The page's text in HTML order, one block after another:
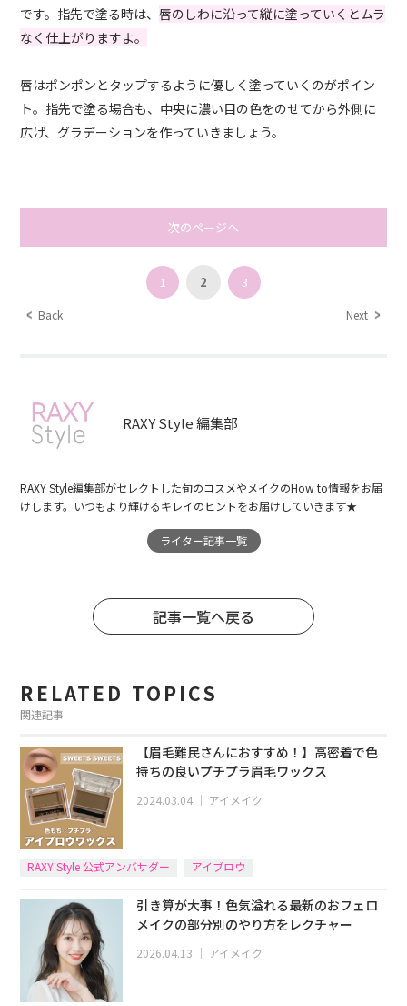
です。指先で塗る時は、唇のしわに沿って縦に塗っていくとムラ
なく仕上がりますよ。
唇はポンポンとタップするように優しく塗っていくのがポイン
ト。指先で塗る場合も、中央に濃い目の色をのせてから外側に
広げ、グラデーションを作っていきましょう。
次のページへ
Back
1 2 3
Next
RAXY Style 編集部
RAXY Style編集部がセレクトした旬のコスメやメイクのHow to情報をお届
けします。いつもより輝けるキレイのヒントをお届けしていきます★
ライター記事一覧
記事一覧へ戻る
RELATED TOPICS
関連記事
【眉毛難民さんにおすすめ！】高密着で色
持ちの良いプチプラ眉毛ワックス
2024.03.04 ｜ アイメイク
RAXY Style 公式アンバサダー アイブロウ
引き算が大事！色気溢れる最新のおフェロ
メイクの部分別のやり方をレクチャー
2026.04.13 ｜ アイメイク